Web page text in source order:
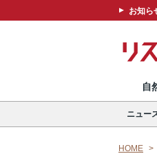
お知ら
自
ニュー
HOME